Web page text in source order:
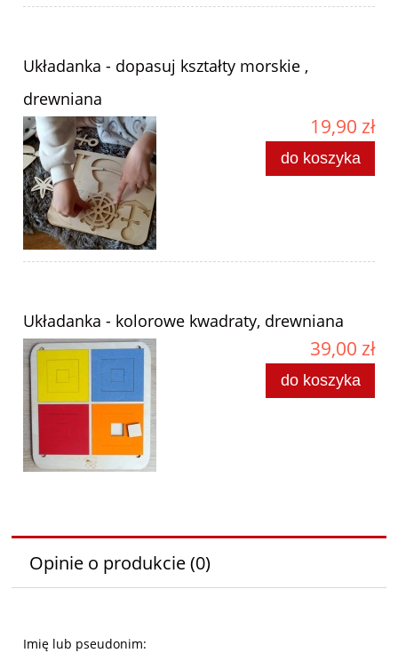
Układanka - dopasuj kształty morskie ,
drewniana
19,90 zł
do koszyka
Układanka - kolorowe kwadraty, drewniana
39,00 zł
do koszyka
Opinie o produkcie (0)
Imię lub pseudonim: